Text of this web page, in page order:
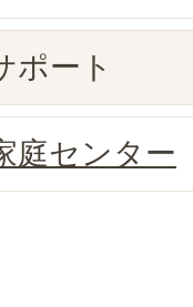
ポート
庭センター